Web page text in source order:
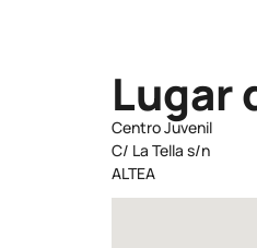
Lugar
Centro Juvenil
C/ La Tella s/n
ALTEA